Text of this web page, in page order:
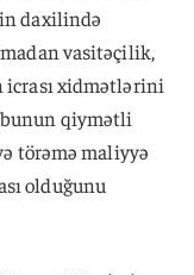
daxilində
vasitəçilik,
icrası xidmətlərini
qiymətli
törəmə maliyyə
olduğunu